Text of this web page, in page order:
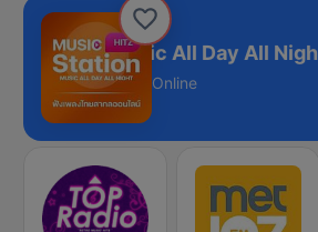
Radio Music All Day All Night
Online